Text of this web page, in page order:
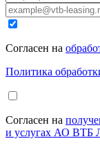
Согласен на
Политика
Согласен на
и услугах АО ВТБ